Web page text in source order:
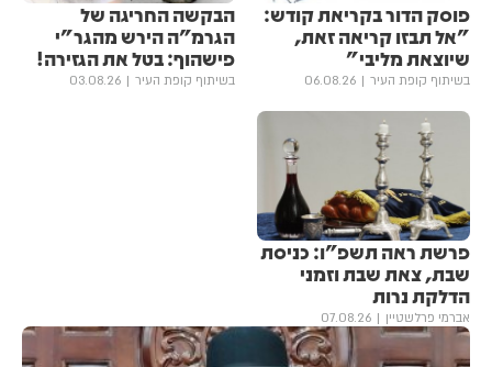
פוסק הדור בקריאת קודש:
"אל תבזו קריאה זאת,
שיוצאת מליבי"
בשיתוף קופת העיר 06.08.26
הבקשה החריגה של
הגרמ"ה הירש מהגר"י
פישהוף: בטל את הגזירה!
בשיתוף קופת העיר 03.08.26
פרשת ראה תשפ"ו: כניסת
שבת, צאת שבת וזמני
הדלקת נרות
אברמי פרלשטיין 07.08.26